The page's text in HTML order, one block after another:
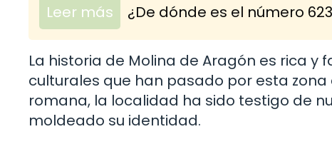
Leer más ¿De dónde es el número
La historia de Molina de Aragón es rica
culturales que han pasado por esta
romana, la localidad ha sido testigo de
moldeado su identidad.